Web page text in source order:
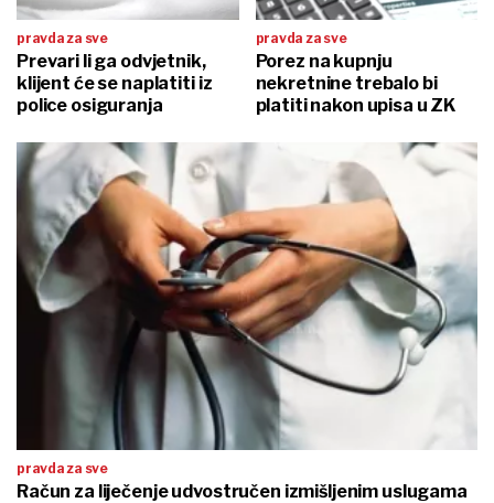
pravda za sve
Prevari li ga odvjetnik,
klijent će se naplatiti iz
police osiguranja
pravda za sve
Porez na kupnju
nekretnine trebalo bi
platiti nakon upisa u ZK
pravda za sve
Račun za liječenje udvostručen izmišljenim uslugama